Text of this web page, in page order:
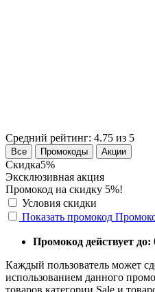
Средний рейтинг: 4.75 из 5
Все Промокоды Акции
Скидка5%
Эксклюзивная акция
Промокод на скидку 5%!
Условия скидки
Показать промокод
Промокод действует до:
Каждый пользователь может
использованием данного
товаров категории Sale и